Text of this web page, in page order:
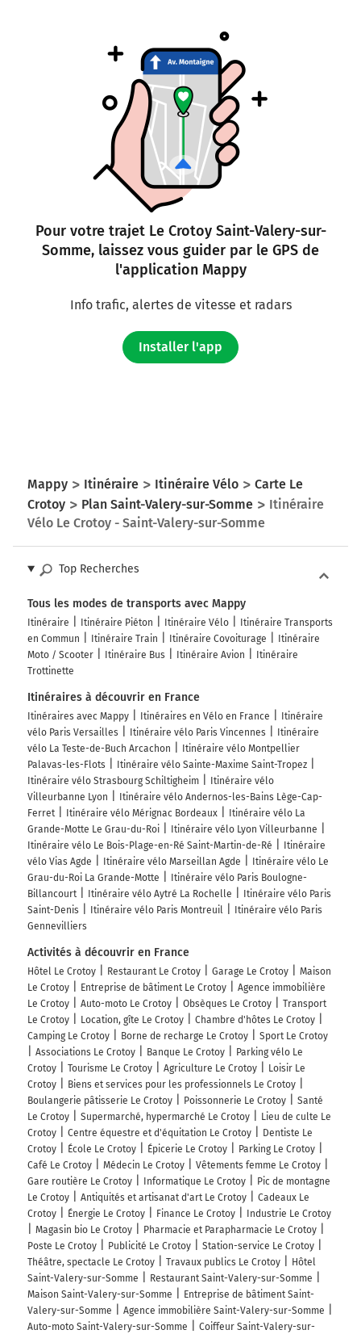
Pour votre trajet Le Crotoy Saint-Valery-sur-
Somme, laissez vous guider par le GPS de
l'application Mappy
Info trafic, alertes de vitesse et radars
Installer l'app
Mappy Itinéraire Itinéraire Vélo
Carte Le
Crotoy
Plan Saint-Valery-sur-Somme
Itinéraire
Vélo Le Crotoy - Saint-Valery-sur-Somme
Top Recherches
Tous les modes de transports avec Mappy
Itinéraire Itinéraire Piéton Itinéraire Vélo
Itinéraire Transports
en Commun
Itinéraire Train Itinéraire Covoiturage
Itinéraire
Moto / Scooter
Itinéraire Bus Itinéraire Avion
Itinéraire
Trottinette
Itinéraires à découvrir en France
Itinéraires avec Mappy Itinéraires en Vélo en France
Itinéraire
vélo Paris Versailles
Itinéraire vélo Paris Vincennes
Itinéraire
vélo La Teste-de-Buch Arcachon
Itinéraire vélo Montpellier
Palavas-les-Flots
Itinéraire vélo Sainte-Maxime Saint-Tropez
Itinéraire vélo Strasbourg Schiltigheim
Itinéraire vélo
Villeurbanne Lyon
Itinéraire vélo Andernos-les-Bains Lège-Cap-
Ferret
Itinéraire vélo Mérignac Bordeaux
Itinéraire vélo La
Grande-Motte Le Grau-du-Roi
Itinéraire vélo Lyon Villeurbanne
Itinéraire vélo Le Bois-Plage-en-Ré Saint-Martin-de-Ré
Itinéraire
vélo Vias Agde
Itinéraire vélo Marseillan Agde
Itinéraire vélo Le
Grau-du-Roi La Grande-Motte
Itinéraire vélo Paris Boulogne-
Billancourt
Itinéraire vélo Aytré La Rochelle
Itinéraire vélo Paris
Saint-Denis
Itinéraire vélo Paris Montreuil
Itinéraire vélo Paris
Gennevilliers
Activités à découvrir en France
Hôtel Le Crotoy Restaurant Le Crotoy Garage Le Crotoy
Maison
Le Crotoy
Entreprise de bâtiment Le Crotoy
Agence immobilière
Le Crotoy
Auto-moto Le Crotoy Obsèques Le Crotoy
Transport
Le Crotoy
Location, gîte Le Crotoy
Chambre d'hôtes Le Crotoy
Camping Le Crotoy
Borne de recharge Le Crotoy
Sport Le Crotoy
Associations Le Crotoy
Banque Le Crotoy
Parking vélo Le
Crotoy
Tourisme Le Crotoy Agriculture Le Crotoy
Loisir Le
Crotoy
Biens et services pour les professionnels Le Crotoy
Boulangerie pâtisserie Le Crotoy
Poissonnerie Le Crotoy
Santé
Le Crotoy
Supermarché, hypermarché Le Crotoy
Lieu de culte Le
Crotoy
Centre équestre et d'équitation Le Crotoy
Dentiste Le
Crotoy
École Le Crotoy Épicerie Le Crotoy
Parking Le Crotoy
Café Le Crotoy
Médecin Le Crotoy
Vêtements femme Le Crotoy
Gare routière Le Crotoy
Informatique Le Crotoy
Pic de montagne
Le Crotoy
Antiquités et artisanat d'art Le Crotoy
Cadeaux Le
Crotoy
Énergie Le Crotoy Finance Le Crotoy
Industrie Le Crotoy
Magasin bio Le Crotoy
Pharmacie et Parapharmacie Le Crotoy
Poste Le Crotoy
Publicité Le Crotoy
Station-service Le Crotoy
Théâtre, spectacle Le Crotoy
Travaux publics Le Crotoy
Hôtel
Saint-Valery-sur-Somme
Restaurant Saint-Valery-sur-Somme
Maison Saint-Valery-sur-Somme
Entreprise de bâtiment Saint-
Valery-sur-Somme
Agence immobilière Saint-Valery-sur-Somme
Auto-moto Saint-Valery-sur-Somme
Coiffeur Saint-Valery-sur-